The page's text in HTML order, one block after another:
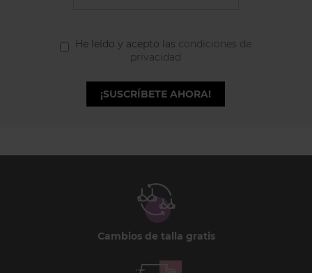
He leído y acepto las condiciones de
privacidad
¡SUSCRÍBETE AHORA!
Cambios de talla gratis